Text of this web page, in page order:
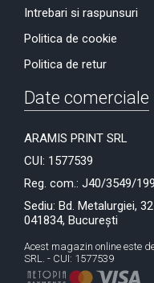
Intrebari si raspunsuri
Politica de cookie
Politica de retur
Date comerciale
ARAMIS PRINT SRL
CUI: 1577539
Reg. com.: J40/3549/
Sediu: Bd. Metalurgiei,
041834, București
Acest magazin online este
SRL. - CUI: 1577539